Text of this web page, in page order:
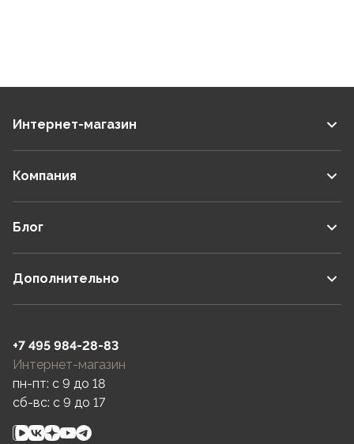
Интернет-магазин
Компания
Блог
Дополнительно
+7 495 984-28-83
Интернет-магазин
пн-пт: c 9 до 18
сб-вс: c 9 до 17